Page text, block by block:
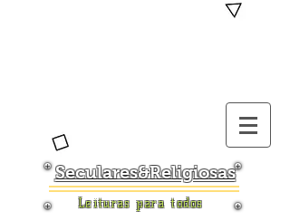
Seculares&Religiosas
Leituras para todos